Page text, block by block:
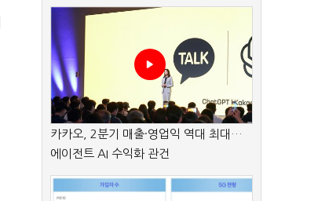
카카오, 2분기 매출·영업익 역대 최대…
에이전트 AI 수익화 관건